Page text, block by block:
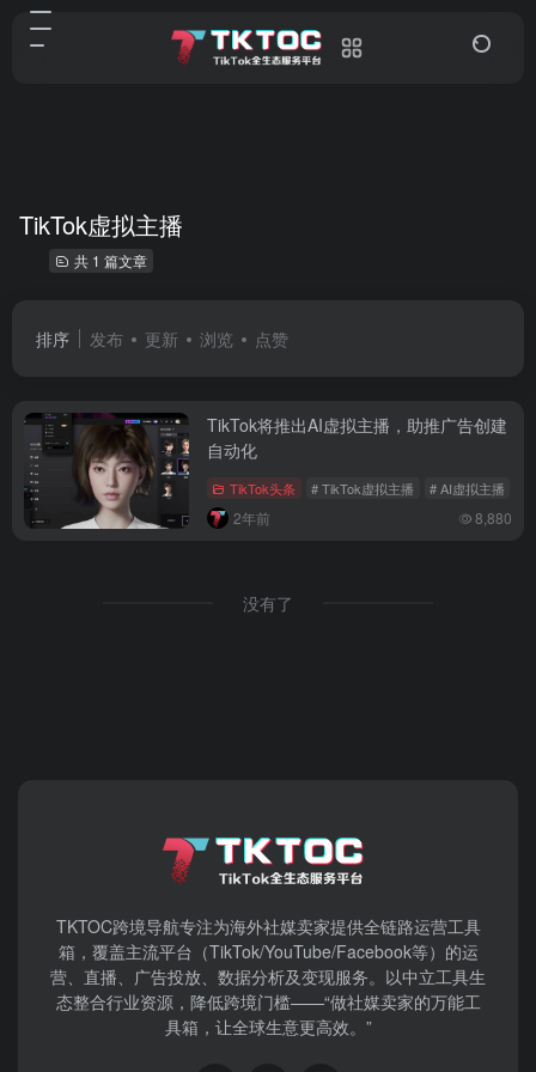
TikTok虚拟主播
共 1 篇文章
排序 发布 更新 浏览 点赞
TikTok将推出AI虚拟主播，助推广告创建
自动化
TikTok头条 # TikTok虚拟主播 # AI虚拟主播
2年前 8,880
没有了
TKTOC跨境导航​专注为海外社媒卖家提供全链路运营工具
箱，覆盖主流平台（TikTok/YouTube/Facebook等）​的运
营、直播、广告投放、数据分析及变现服务。以中立工具生
态整合行业资源，降低跨境门槛——“做社媒卖家的万能工
具箱，让全球生意更高效。”